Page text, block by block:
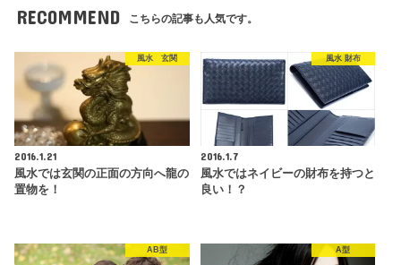
RECOMMEND こちらの記事も人気です。
風水 玄関
2016.1.21
風水では玄関の正面の方向へ龍の
置物を！
風水 財布
2016.1.7
風水ではネイビーの財布を持つと
良い！？
AB型 A型